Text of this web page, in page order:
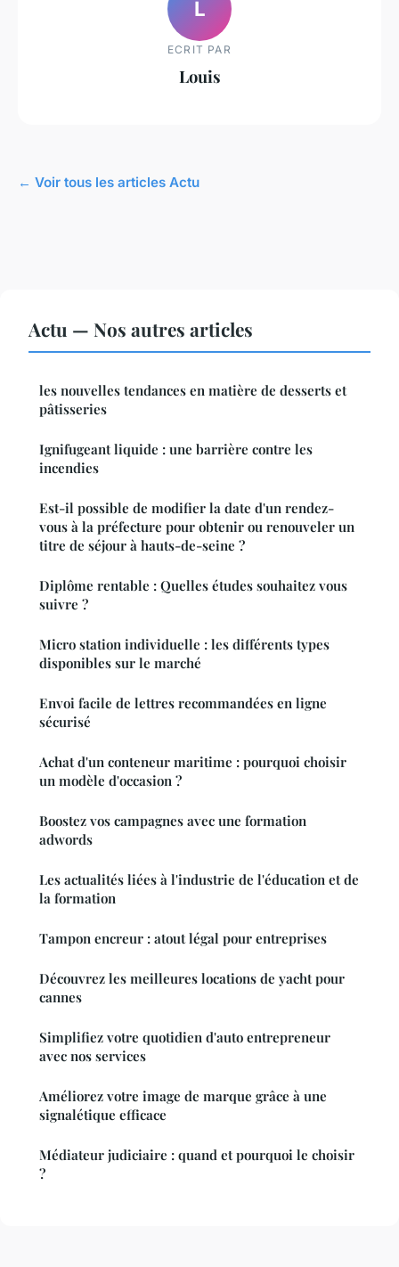
L
ECRIT PAR
Louis
← Voir tous les articles Actu
Actu — Nos autres articles
les nouvelles tendances en matière de desserts et
pâtisseries
Ignifugeant liquide : une barrière contre les
incendies
Est-il possible de modifier la date d'un rendez-
vous à la préfecture pour obtenir ou renouveler un
titre de séjour à hauts-de-seine ?
Diplôme rentable : Quelles études souhaitez vous
suivre ?
Micro station individuelle : les différents types
disponibles sur le marché
Envoi facile de lettres recommandées en ligne
sécurisé
Achat d'un conteneur maritime : pourquoi choisir
un modèle d'occasion ?
Boostez vos campagnes avec une formation
adwords
Les actualités liées à l'industrie de l'éducation et de
la formation
Tampon encreur : atout légal pour entreprises
Découvrez les meilleures locations de yacht pour
cannes
Simplifiez votre quotidien d'auto entrepreneur
avec nos services
Améliorez votre image de marque grâce à une
signalétique efficace
Médiateur judiciaire : quand et pourquoi le choisir
?